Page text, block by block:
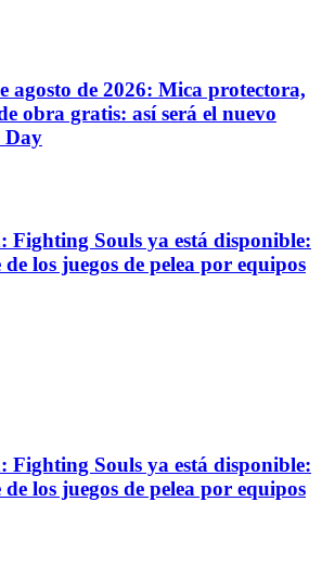
agosto de 2026: Mica protectora,
obra gratis: así será el nuevo
Day
Souls ya está disponible:
los juegos de pelea por equipos
Souls ya está disponible:
los juegos de pelea por equipos